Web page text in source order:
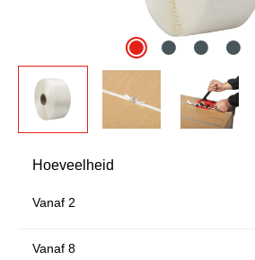
Hoeveelheid
Vanaf 2
Vanaf 8